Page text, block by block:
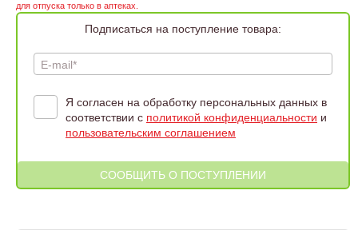
для отпуска только в аптеках.
Подписаться на поступление товара:
E-mail*
Я согласен на обработку персональных данных в
соответствии с политикой конфиденциальности и
пользовательским соглашением